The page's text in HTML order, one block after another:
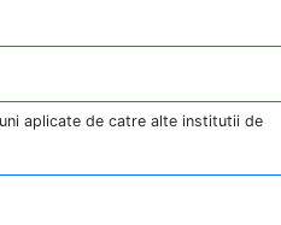
aplicate de catre alte institutii de